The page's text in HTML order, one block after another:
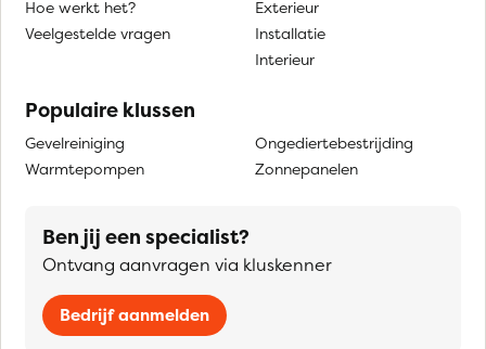
Hoe werkt het?
Veelgestelde vragen
Exterieur
Installatie
Interieur
Populaire klussen
Gevelreiniging
Warmtepompen
Ongediertebestrijding
Zonnepanelen
Ben jij een specialist?
Ontvang aanvragen via kluskenner
Bedrijf aanmelden